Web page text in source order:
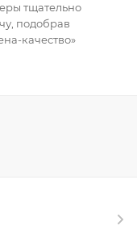
тщательно
подобрав
качество»